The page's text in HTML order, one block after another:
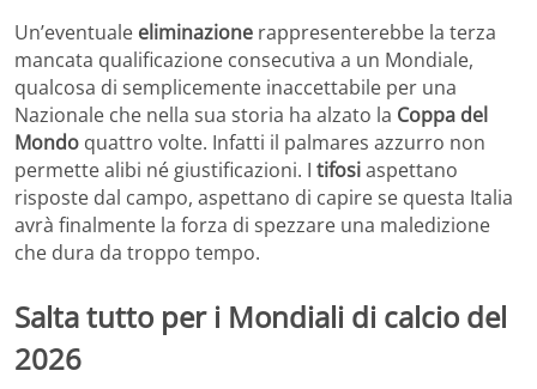
Un’eventuale eliminazione rappresenterebbe la terza
mancata qualificazione consecutiva a un Mondiale,
qualcosa di semplicemente inaccettabile per una
Nazionale che nella sua storia ha alzato la Coppa del
Mondo quattro volte. Infatti il palmares azzurro non
permette alibi né giustificazioni. I tifosiaspettano
risposte dal campo, aspettano di capire se questa Italia
avrà finalmente la forza di spezzare una maledizione
che dura da troppo tempo.
Salta tutto per i Mondiali di calcio del
2026